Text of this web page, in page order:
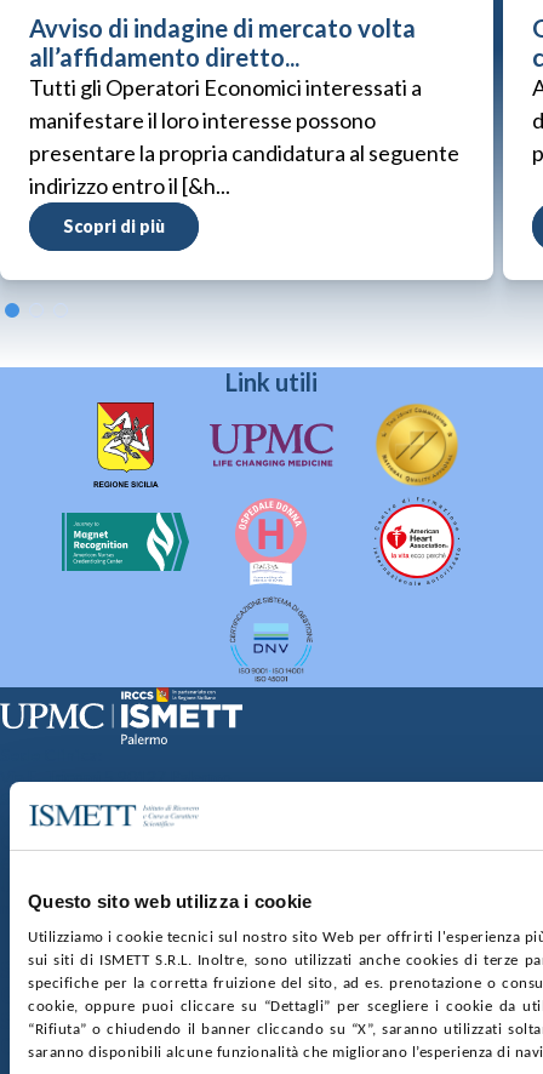
Questo sito web utilizza i cookie
Utilizziamo i cookie tecnici sul nostro sito Web per offrirti l'esperienza
sui siti di ISMETT S.R.L. Inoltre, sono utilizzati anche cookies di terze
specifiche per la corretta fruizione del sito, ad es. prenotazione o
cookie, oppure puoi cliccare su “Dettagli” per scegliere i cookie da
“Rifiuta” o chiudendo il banner cliccando su “X”, saranno utilizzati
saranno disponibili alcune funzionalità che migliorano l’esperienza di
Avviso di indagine di mercato volta
all’affidamento diretto...
Tutti gli Operatori Economici interessati a
manifestare il loro interesse possono
presentare la propria candidatura al seguente
indirizzo entro il [&h...
Scopri di più
Link utili
Via Discesa dei Giudici 4 90133 Palermo
nr. REA PA-201818 P.I. 04544550827
SOCIETÀ TRASPARENTE WHISTLEBLOWING
GARE E CONTRATTIPRIVACYCOOKIE POLICY
SOSTIENICIMAPPA DEL SITOACCESSIBILITÀ
CONTATTI